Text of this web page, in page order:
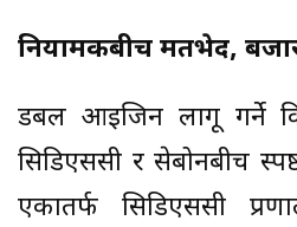
नियामकबीच मतभेद,
डबल आइजिन लागू गर्ने
सिडिएससी र सेबोनबीच
एकातर्फ सिडिएससी